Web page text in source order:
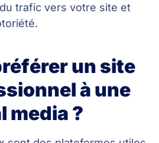
trafic vers votre site et
un site
à une
media ?